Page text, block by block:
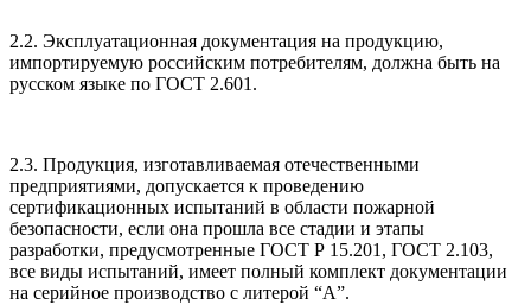
2.2. Эксплуатационная документация на продукцию,
импортируемую российским потребителям, должна быть на
русском языке по ГОСТ 2.601.
2.3. Продукция, изготавливаемая отечественными
предприятиями, допускается к проведению
сертификационных испытаний в области пожарной
безопасности, если она прошла все стадии и этапы
разработки, предусмотренные ГОСТ Р 15.201, ГОСТ 2.103,
все виды испытаний, имеет полный комплект документации
на серийное производство с литерой “А”.